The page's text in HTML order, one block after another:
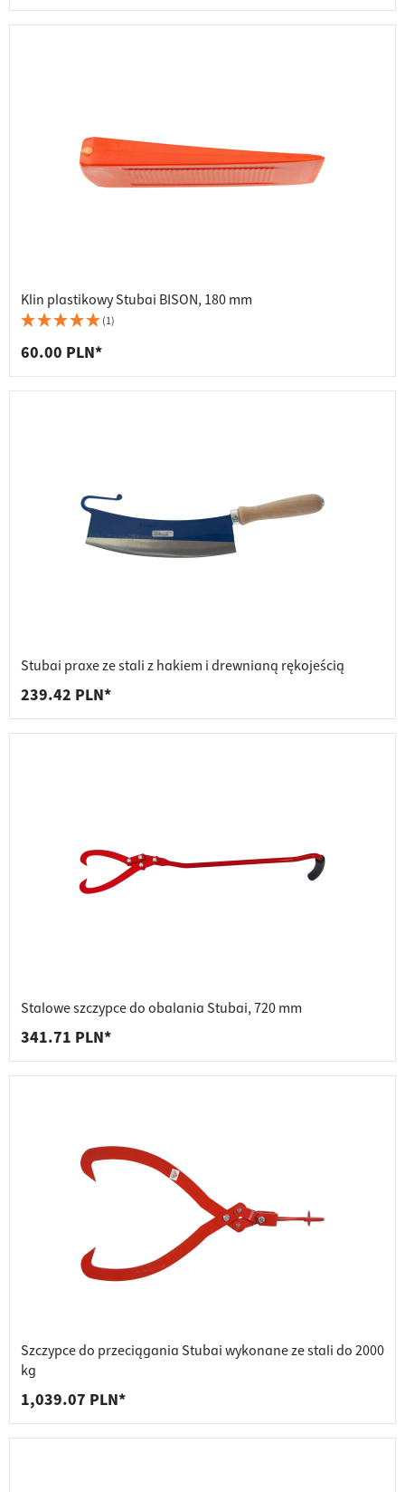
Klin plastikowy Stubai BISON, 180 mm
(1)
60.00 PLN*
Stubai praxe ze stali z hakiem i drewnianą rękojeścią
239.42 PLN*
Stalowe szczypce do obalania Stubai, 720 mm
341.71 PLN*
Szczypce do przeciągania Stubai wykonane ze stali do 2000
kg
1,039.07 PLN*